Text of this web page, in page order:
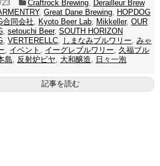
23 Craftrock Brewing, Derailleur Brew
, Great Dane Brewing, HOPDOG
合同会社, Kyoto Beer Lab, Mikkeller, OUR
, setouchi Beer, SOUTH HORIZON
, VERTERELLC, しまなみブルワリー, みゃ
, イベント , イーグレブルワリー, 久福ブル
島, 反射炉ビヤ, 大和醸造, 日々一泡
記事を読む